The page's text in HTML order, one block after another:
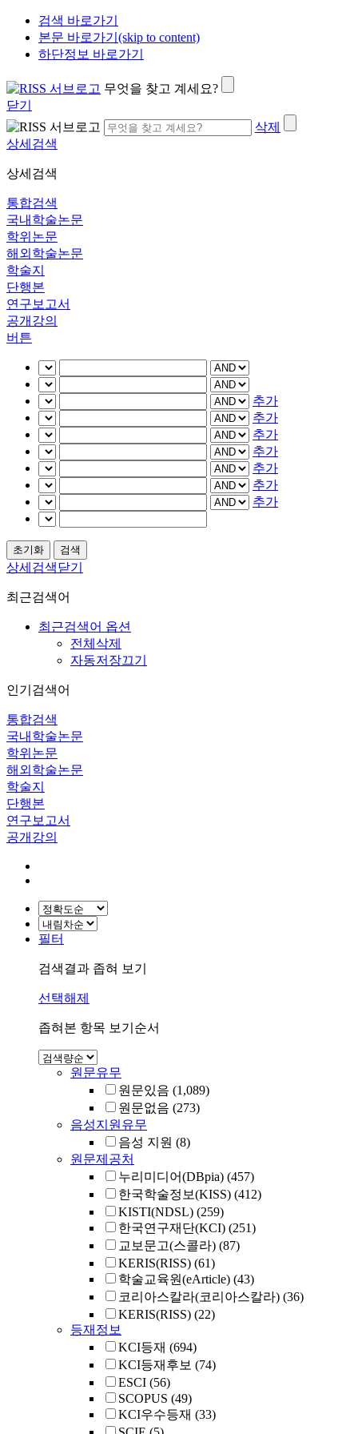
검색 바로가기
본문 바로가기(skip to content)
하단정보 바로가기
무엇을 찾고 계세요?
닫기
삭제
상세검색
상세검색
통합검색
국내학술논문
학위논문
해외학술논문
학술지
단행본
연구보고서
공개강의
버튼
추가
추가
추가
추가
추가
추가
추가
상세검색닫기
최근검색어
최근검색어 옵션
전체삭제
자동저장끄기
인기검색어
통합검색
국내학술논문
학위논문
해외학술논문
학술지
단행본
연구보고서
공개강의
필터
검색결과 좁혀 보기
선택해제
좁혀본 항목 보기순서
원문유무
원문있음 (1,089)
원문없음 (273)
음성지원유무
음성 지원 (8)
원문제공처
누리미디어(DBpia) (457)
한국학술정보(KISS) (412)
KISTI(NDSL) (259)
한국연구재단(KCI) (251)
교보문고(스콜라) (87)
KERIS(RISS) (61)
학술교육원(eArticle) (43)
코리아스칼라(코리아스칼라) (36)
KERIS(RISS) (22)
등재정보
KCI등재 (694)
KCI등재후보 (74)
ESCI (56)
SCOPUS (49)
KCI우수등재 (33)